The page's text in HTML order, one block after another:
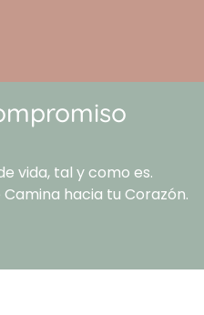
vida, tal y como es.
hacia tu Corazón.